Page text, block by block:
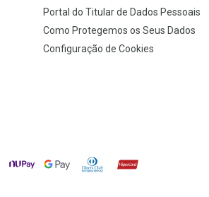
Portal do Titular de Dados Pessoais
Como Protegemos os Seus Dados
Configuração de Cookies
NuPay Google PayDiners ClubHipercard